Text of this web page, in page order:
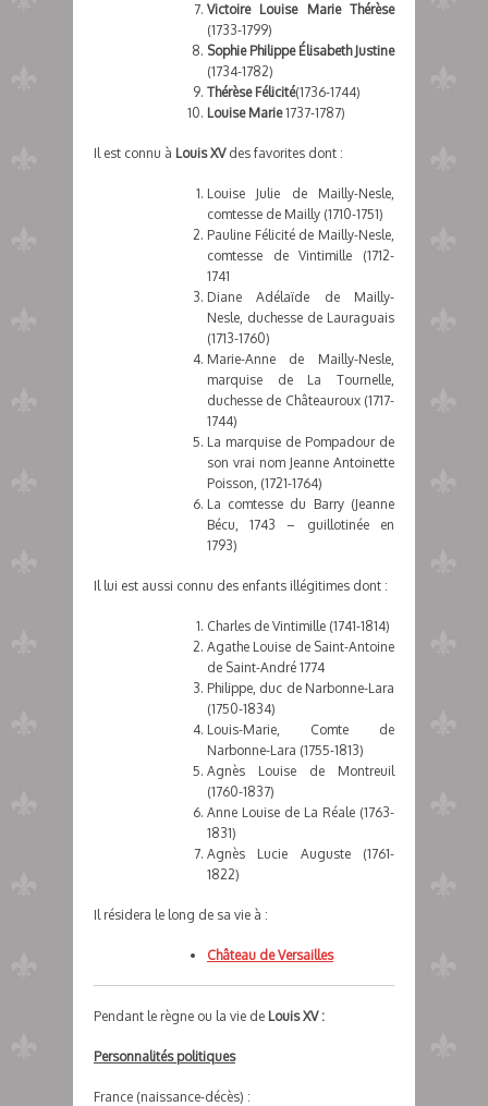
Victoire Louise Marie Thérèse
(1733-1799)
Sophie Philippe Élisabeth Justine
(1734-1782)
Thérèse Félicité(1736-1744)
Louise Marie1737-1787)
Il est connu à Louis XVdes favorites dont :
Louise Julie de Mailly-Nesle,
comtesse de Mailly (1710-1751)
Pauline Félicité de Mailly-Nesle,
comtesse de Vintimille (1712-
1741
Diane Adélaïde de Mailly-
Nesle, duchesse de Lauraguais
(1713-1760)
Marie-Anne de Mailly-Nesle,
marquise de La Tournelle,
duchesse de Châteauroux (1717-
1744)
La marquise de Pompadour de
son vrai nom Jeanne Antoinette
Poisson, (1721-1764)
La comtesse du Barry (Jeanne
Bécu, 1743 – guillotinée en
1793)
Il lui est aussi connu des enfants illégitimes dont :
Charles de Vintimille (1741-1814)
Agathe Louise de Saint-Antoine
de Saint-André 1774
Philippe, duc de Narbonne-Lara
(1750-1834)
Louis-Marie, Comte de
Narbonne-Lara (1755-1813)
Agnès Louise de Montreuil
(1760-1837)
Anne Louise de La Réale (1763-
1831)
Agnès Lucie Auguste (1761-
1822)
Il résidera le long de sa vie à :
Château de Versailles
Pendant le règne ou la vie de Louis XV :
Personnalités politiques
France (naissance-décès) :